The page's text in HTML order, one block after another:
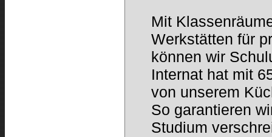
Mit
Werkstätten für
können wir
Internat hat mit
von unserem
So garantieren
Studium